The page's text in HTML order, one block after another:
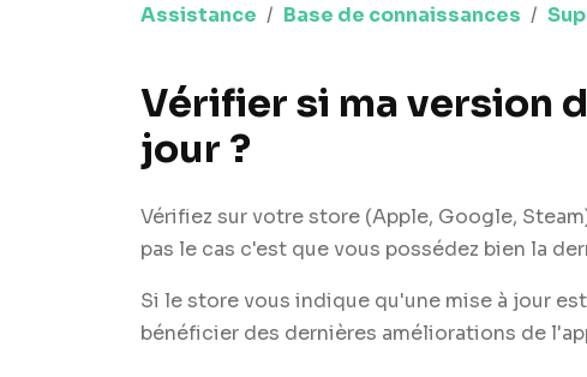
Assistance Base de connaissances
Vérifier si ma version
jour ?
Vérifiez sur votre store (Apple, Google,
pas le cas c'est que vous possédez bien la
Si le store vous indique qu'une mise à jour
bénéficier des dernières améliorations de